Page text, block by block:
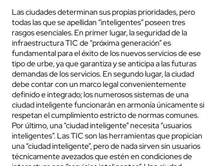
Las ciudades determinan sus propias prioridades, pero
todas las que se apellidan “inteligentes” poseen tres
rasgos esenciales. En primer lugar, la seguridad de la
infraestructura TIC de “próxima generación” es
fundamental para el éxito de los nuevos servicios de ese
tipo de urbe, ya que garantiza y se anticipa a las futuras
demandas de los servicios. En segundo lugar, la ciudad
debe contar con un marco legal convenientemente
definido e integrado; los numerosos sistemas de una
ciudad inteligente funcionarán en armonía únicamente si
respetan el cumplimiento estricto de normas comunes.
Por último, una “ciudad inteligente” necesita “usuarios
inteligentes”. Las TIC son las herramientas que propician
una “ciudad inteligente”, pero de nada sirven sin usuarios
técnicamente avezados que estén en condiciones de